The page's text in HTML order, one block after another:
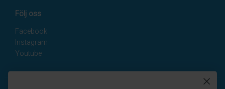
Följ oss
Facebook
Instagram
Youtube